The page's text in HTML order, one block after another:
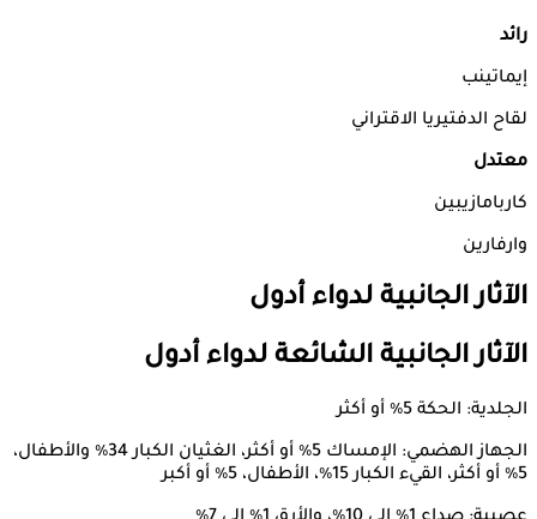
رائد
إيماتينب
لقاح الدفتيريا الاقتراني
معتدل
كاربامازيبين
وارفارين
الآثار الجانبية لدواء أدول
الآثار الجانبية الشائعة لدواء أدول
الجلدية: الحكة 5٪ أو أكثر
الجهاز الهضمي: الإمساك 5٪ أو أكثر، الغثيان الكبار 34٪ والأطفال،
5٪ أو أكثر، القيء الكبار 15٪، الأطفال، 5٪ أو أكبر